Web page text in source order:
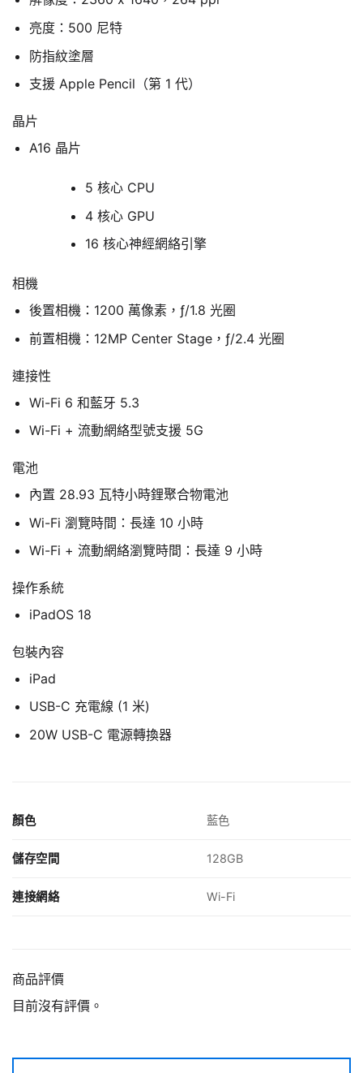
亮度：500 尼特
防指紋塗層
支援 Apple Pencil（第 1 代）
晶片
A16 晶片
5 核心 CPU
4 核心 GPU
16 核心神經網絡引擎
相機
後置相機：1200 萬像素，ƒ/1.8 光圈
前置相機：12MP Center Stage，ƒ/2.4 光圈
連接性
Wi-Fi 6 和藍牙 5.3
Wi-Fi + 流動網絡型號支援 5G
電池
內置 28.93 瓦特小時鋰聚合物電池
Wi-Fi 瀏覽時間：長達 10 小時
Wi-Fi + 流動網絡瀏覽時間：長達 9 小時
操作系統
iPadOS 18
包裝內容
iPad
USB-C 充電線 (1 米)
20W USB-C 電源轉換器
顏色 藍色
儲存空間 128GB
連接網絡 Wi-Fi
商品評價
目前沒有評價。